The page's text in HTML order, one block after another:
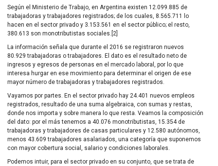
Según el Ministerio de Trabajo, en Argentina existen 12.099.885 de
trabajadoras y trabajadores registrados; de los cuales, 8.565.711 lo
hacen en el sector privado y 3.153.561 en el sector público; el resto,
380.613 son monotributistas sociales.[2]
La información señala que durante el 2016 se registraron nuevos
80.929 trabajadoras o trabajadores. El dato es el resultado neto de
ingresos y egresos de personas en el mercado laboral, por lo que
interesa hurgar en ese movimiento para determinar el origen de ese
mayor número de trabajadoras y trabajadores registrados.
Vayamos por partes. En el sector privado hay 24.401 nuevos empleos
registrados, resultado de una suma algebraica, con sumas y restas,
donde nos importa y sobre manera lo que resta. Veamos la composición
del dato: por el más tenemos a 40.076 monotributistas, 15.354 de
trabajadoras y trabajadores de casas particulares y 12.580 autónomos,
menos 43.609 trabajadores asalariados, una categoría que suponemos
con mayor cobertura social, salario y condiciones laborales.
Podemos intuir, para el sector privado en su conjunto, que se trata de